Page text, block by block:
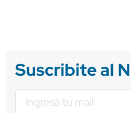
Suscribite al